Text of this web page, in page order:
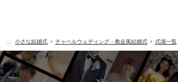
小さな結婚式 チャペルウェディング・教会風結婚式 式場一覧